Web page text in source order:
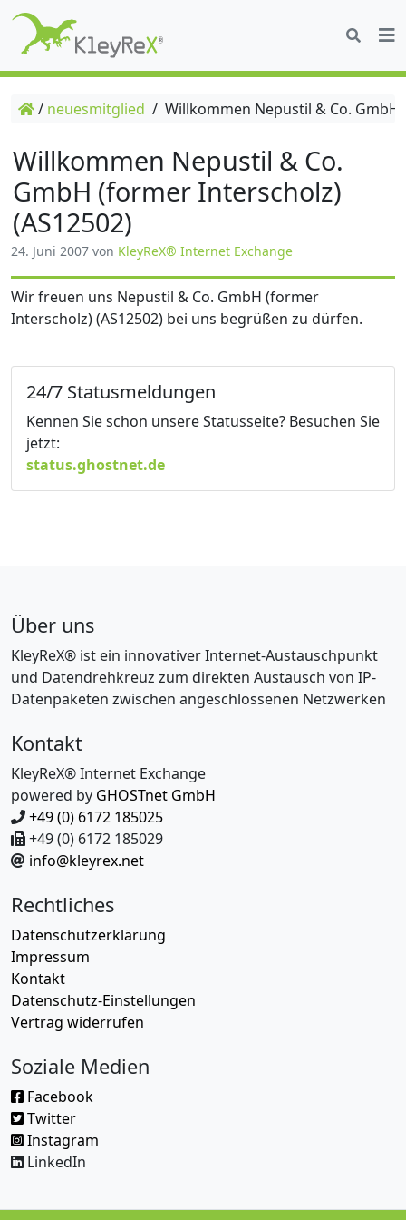
/ neuesmitglied / Willkommen Nepustil & Co.
Willkommen Nepustil & Co.
GmbH (former Interscholz)
(AS12502)
24. Juni 2007 von KleyReX® Internet Exchange
Wir freuen uns Nepustil & Co. GmbH (former
Interscholz) (AS12502) bei uns begrüßen zu dürfen.
24/7 Statusmeldungen
Kennen Sie schon unsere Statusseite? Besuchen Sie
jetzt:
status.ghostnet.de
Über uns
KleyReX® ist ein innovativer Internet-Austauschpunkt
und Datendrehkreuz zum direkten Austausch von IP-
Datenpaketen zwischen angeschlossenen Netzwerken
Kontakt
KleyReX® Internet Exchange
powered by GHOSTnet GmbH
+49 (0) 6172 185025
+49 (0) 6172 185029
info@kleyrex.net
Rechtliches
Datenschutzerklärung
Impressum
Kontakt
Datenschutz-Einstellungen
Vertrag widerrufen
Soziale Medien
Facebook
Twitter
Instagram
LinkedIn